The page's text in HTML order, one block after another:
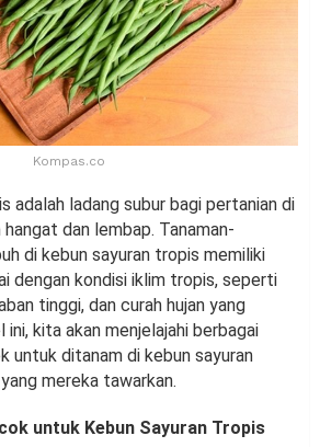
Kompas.co
adalah ladang subur bagi pertanian di
dan lembap. Tanaman-
di kebun sayuran tropis memiliki
dengan kondisi iklim tropis, seperti
tinggi, dan curah hujan yang
ini, kita akan menjelajahi berbagai
untuk ditanam di kebun sayuran
mereka tawarkan.
untuk Kebun Sayuran Tropis